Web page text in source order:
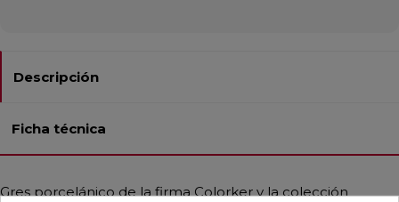
Descripción
Ficha técnica
Gres porcelánico de la firma Colorker y la colección